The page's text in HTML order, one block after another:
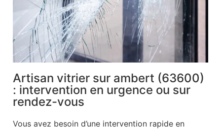
Artisan vitrier sur ambert (63600)
: intervention en urgence ou sur
rendez-vous
Vous avez besoin d’une intervention rapide en